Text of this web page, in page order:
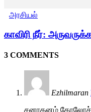
அரசியல்
காவிரி நீர்:
3 COMMENTS
Ezhilmaran
சனாதனம்